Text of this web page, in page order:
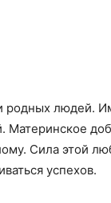
родных людей.
Материнское
Сила этой
успехов.